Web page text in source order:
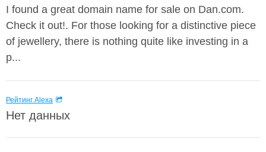
I found a great domain name for sale on Dan.com.
Check it out!. For those looking for a distinctive piece
of jewellery, there is nothing quite like investing in a
p...
Рейтинг Alexa
Нет данных